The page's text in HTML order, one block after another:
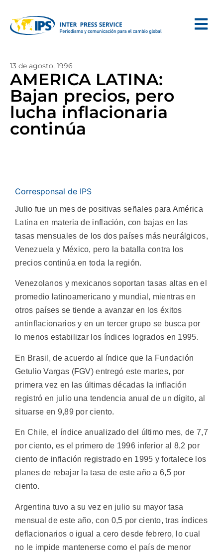
13 de agosto, 1996
AMERICA LATINA:
Bajan precios, pero
lucha inflacionaria
continúa
Corresponsal de IPS
Julio fue un mes de positivas señales para América
Latina en materia de inflación, con bajas en las
tasas mensuales de los dos países más neurálgicos,
Venezuela y México, pero la batalla contra los
precios continúa en toda la región.
Venezolanos y mexicanos soportan tasas altas en el
promedio latinoamericano y mundial, mientras en
otros países se tiende a avanzar en los éxitos
antinflacionarios y en un tercer grupo se busca por
lo menos estabilizar los índices logrados en 1995.
En Brasil, de acuerdo al índice que la Fundación
Getulio Vargas (FGV) entregó este martes, por
primera vez en las últimas décadas la inflación
registró en julio una tendencia anual de un dígito, al
situarse en 9,89 por ciento.
En Chile, el índice anualizado del último mes, de 7,7
por ciento, es el primero de 1996 inferior al 8,2 por
ciento de inflación registrado en 1995 y fortalece los
planes de rebajar la tasa de este año a 6,5 por
ciento.
Argentina tuvo a su vez en julio su mayor tasa
mensual de este año, con 0,5 por ciento, tras índices
deflacionarios o igual a cero desde febrero, lo cual
no le impide mantenerse como el país de menor